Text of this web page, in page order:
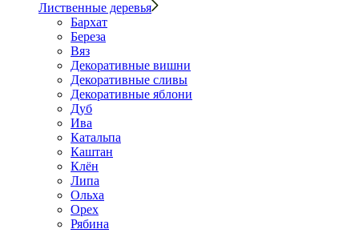
Лиственные деревья
Бархат
Береза
Вяз
Декоративные вишни
Декоративные сливы
Декоративные яблони
Дуб
Ива
Катальпа
Каштан
Клён
Липа
Ольха
Орех
Рябина